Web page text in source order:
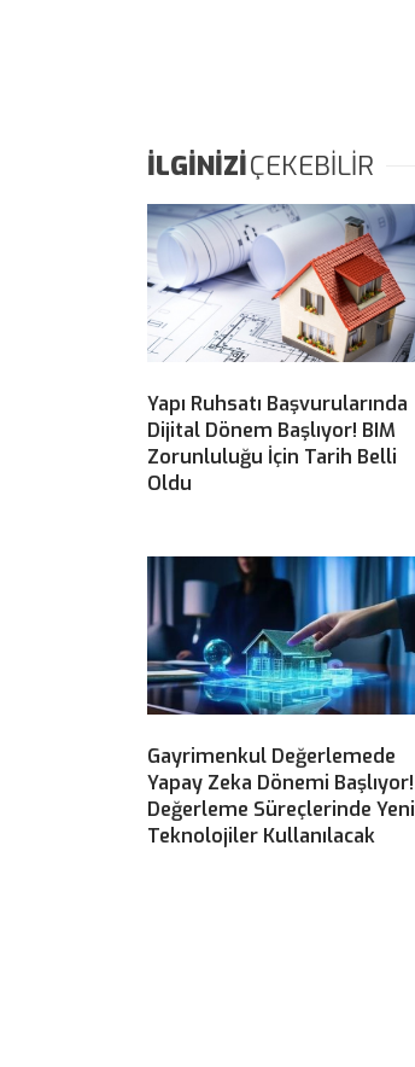
İLGİNİZİÇEKEBİLİR
Yapı Ruhsatı Başvurularında
Dijital Dönem Başlıyor! BIM
Zorunluluğu İçin Tarih Belli
Oldu
Gayrimenkul Değerlemede
Yapay Zeka Dönemi Başlıyor!
Değerleme Süreçlerinde Yeni
Teknolojiler Kullanılacak